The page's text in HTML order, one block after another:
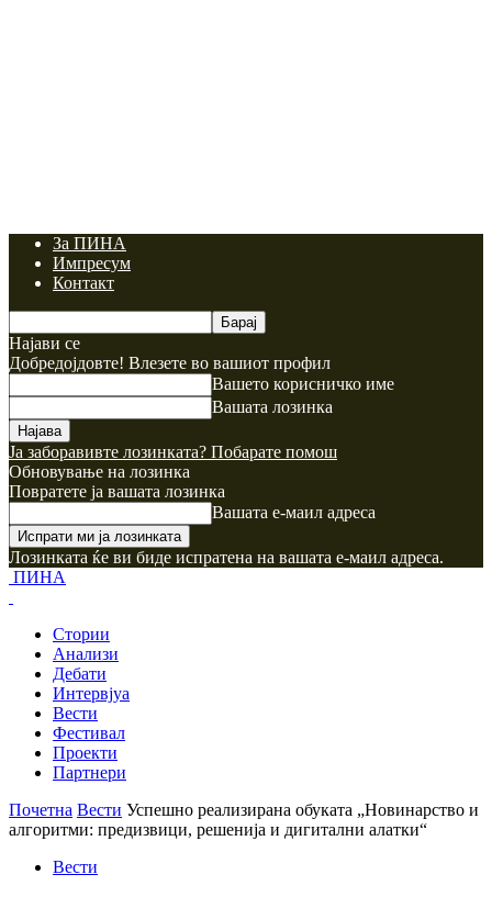
За ПИНА
Импресум
Контакт
Најави се
Добредојдовте! Влезете во вашиот профил
Вашето корисничко име
Вашата лозинка
Ја заборавивте лозинката? Побарате помош
Обновување на лозинка
Повратете ја вашата лозинка
Вашата е-маил адреса
Лозинката ќе ви биде испратена на вашата е-маил адреса.
ПИНА
Стории
Анализи
Дебати
Интервјуа
Вести
Фестивал
Проекти
Партнери
Почетна Вести Успешно реализирана обуката „Новинарство и
алгоритми: предизвици, решенија и дигитални алатки“
Вести